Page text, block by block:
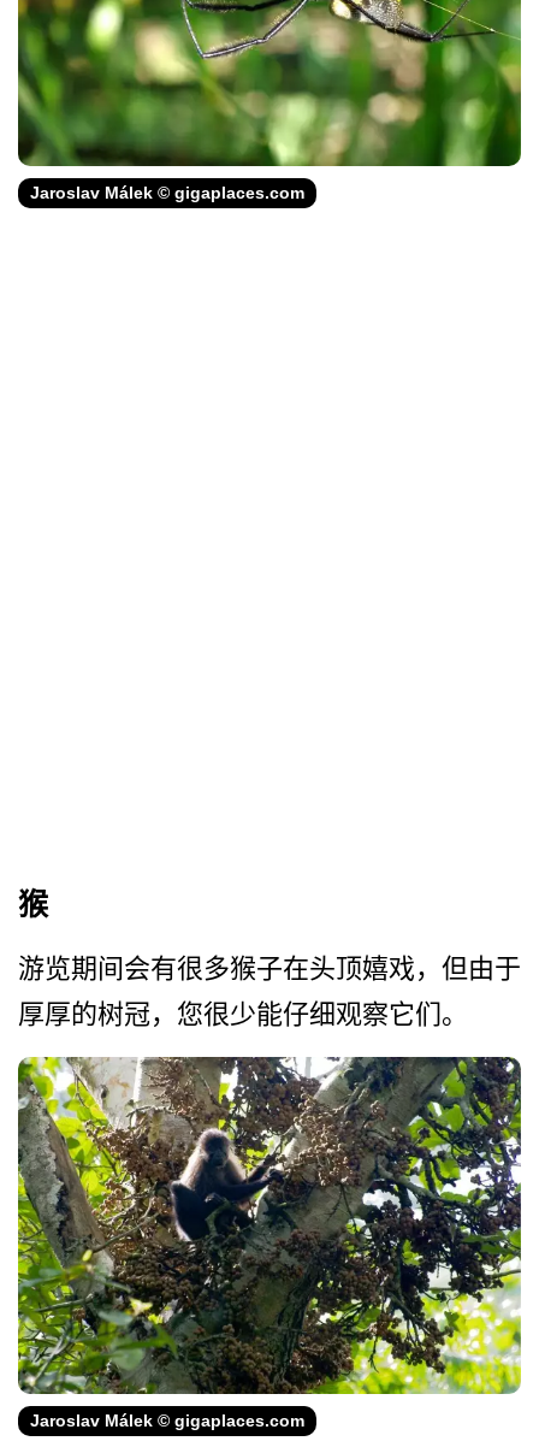
Jaroslav Málek © gigaplaces.com
猴
游览期间会有很多猴子在头顶­嬉戏，但由于
厚厚的树冠，您很少能仔细观察它们。
Jaroslav Málek © gigaplaces.com